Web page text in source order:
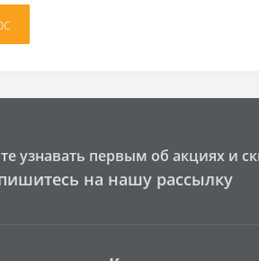
узнавать первым об акциях и
на нашу рассылку